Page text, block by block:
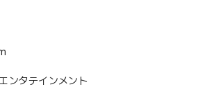
ンタテインメント